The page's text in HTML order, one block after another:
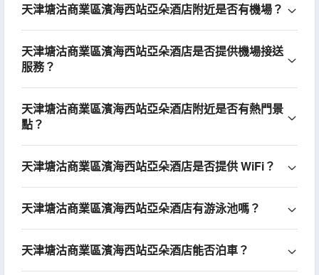
天津塘沽商業區濱海西站亞朵酒店附近是否有機場？
天津塘沽商業區濱海西站亞朵酒店是否提供機場接送
服務？
天津塘沽商業區濱海西站亞朵酒店附近是否有熱門景
點？
天津塘沽商業區濱海西站亞朵酒店是否提供 WiFi？
天津塘沽商業區濱海西站亞朵酒店有游泳池嗎？
天津塘沽商業區濱海西站亞朵酒店能否泊車？